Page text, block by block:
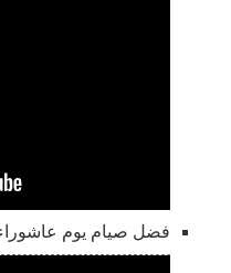
فضل صيام يوم